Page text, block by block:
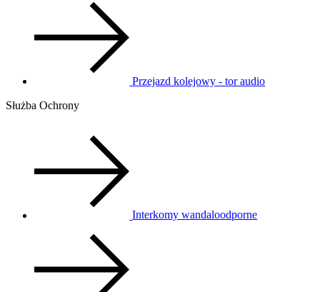
Przejazd kolejowy - tor audio
Służba Ochrony
Interkomy wandaloodporne